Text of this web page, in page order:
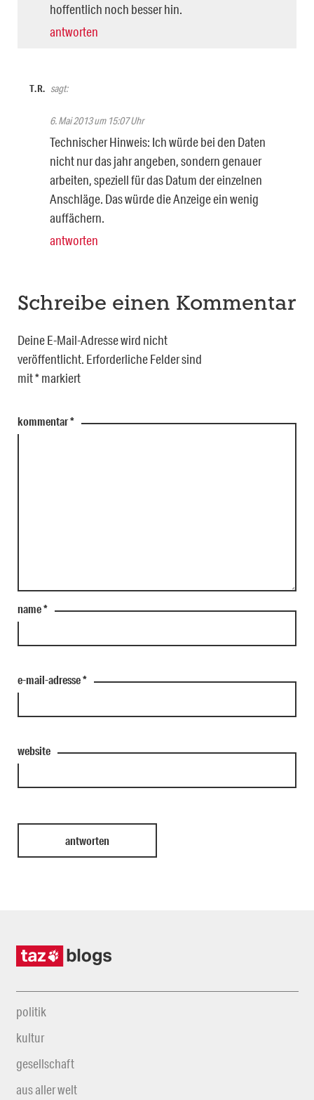
hoffentlich noch besser hin.
antworten
T.R. sagt:
6. Mai 2013 um 15:07 Uhr
Technischer Hinweis: Ich würde bei den Daten
nicht nur das jahr angeben, sondern genauer
arbeiten, speziell für das Datum der einzelnen
Anschläge. Das würde die Anzeige ein wenig
auffächern.
antworten
Schreibe einen Kommentar
Deine E-Mail-Adresse wird nicht
veröffentlicht. Erforderliche Felder sind
mit*markiert
kommentar*
name*
e-mail-adresse*
website
politik
kultur
gesellschaft
aus aller welt